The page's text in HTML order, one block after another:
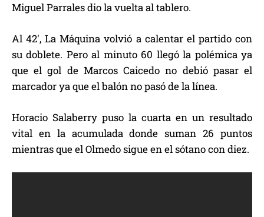
Miguel Parrales dio la vuelta al tablero.
Al 42′, La Máquina volvió a calentar el partido con
su doblete. Pero al minuto 60 llegó la polémica ya
que el gol de Marcos Caicedo no debió pasar el
marcador ya que el balón no pasó de la línea.
Horacio Salaberry puso la cuarta en un resultado
vital en la acumulada donde suman 26 puntos
mientras que el Olmedo sigue en el sótano con diez.